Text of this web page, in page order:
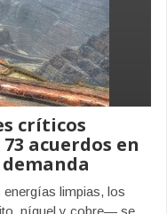
críticos
acuerdos en
demanda
energías limpias, los